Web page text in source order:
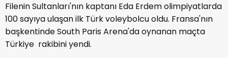
Filenin Sultanları'nın kaptanı Eda Erdem olimpiyatlarda
100 sayıya ulaşan ilk Türk voleybolcu oldu. Fransa'nın
başkentinde South Paris Arena'da oynanan maçta
Türkiye rakibini yendi.